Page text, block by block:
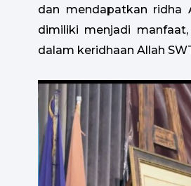
dan mendapatkan ridha
dimiliki menjadi
dalam keridhaan Allah